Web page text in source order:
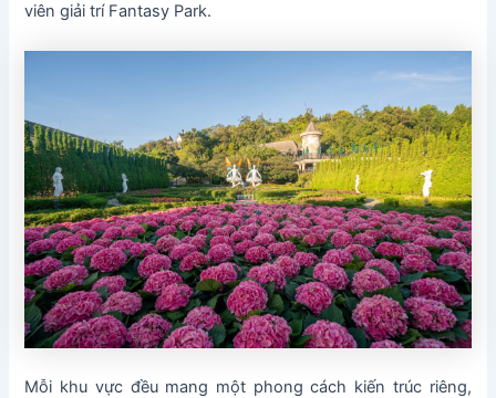
viên giải trí Fantasy Park.
Mỗi khu vực đều mang một phong cách kiến trúc riêng,